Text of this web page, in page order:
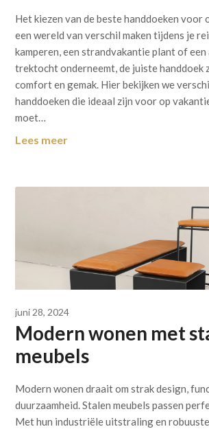
Het kiezen van de beste handdoeken voor
een wereld van verschil maken tijdens je
kamperen, een strandvakantie plant of
trektocht onderneemt, de juiste handdoek
comfort en gemak. Hier bekijken we
handdoeken die ideaal zijn voor op
moet…
Lees meer
juni 28, 2024
Modern wonen met
meubels
Modern wonen draait om strak design,
duurzaamheid. Stalen meubels passen
Met hun industriële uitstraling en